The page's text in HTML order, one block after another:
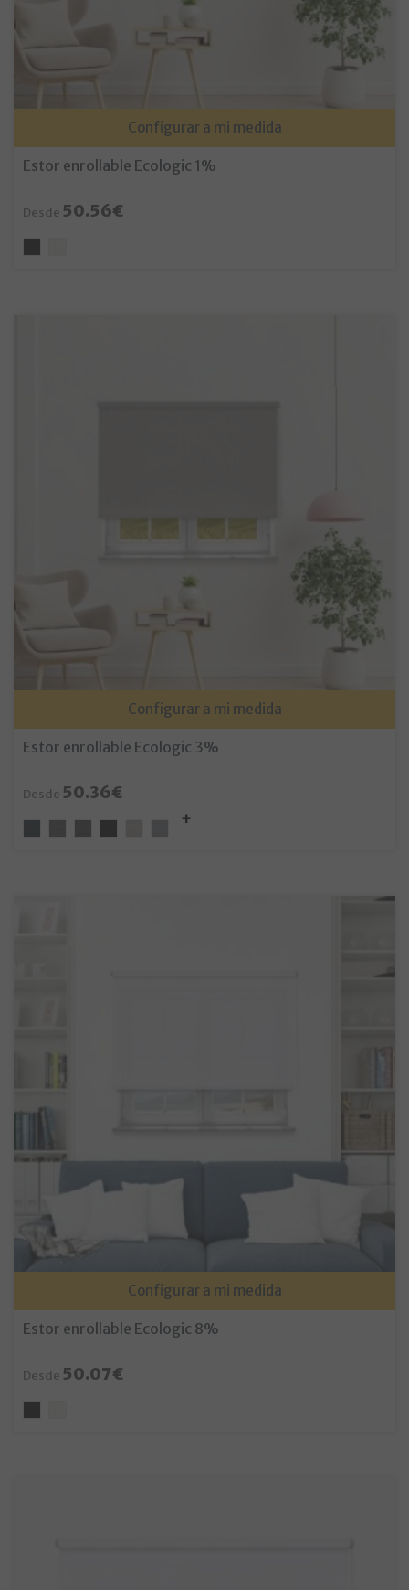
Configurar a mi medida
Estor enrollable Ecologic 1%
Desde 50.56€
Configurar a mi medida
Estor enrollable Ecologic 3%
Desde 50.36€
Configurar a mi medida
Estor enrollable Ecologic 8%
Desde 50.07€